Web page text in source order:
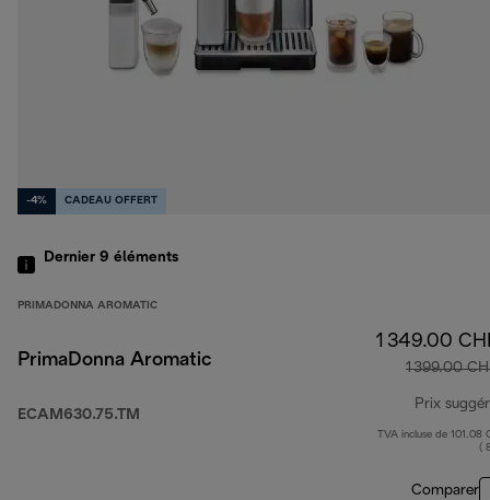
-4% CADEAU OFFERT
Dernier 9 éléments
PRIMADONNA AROMATIC
PrimaDonna Aromatic
ECAM630.75.TM
1 349.00
1 399.00
Prix
TVA incluse de 101.08
(
Comparer